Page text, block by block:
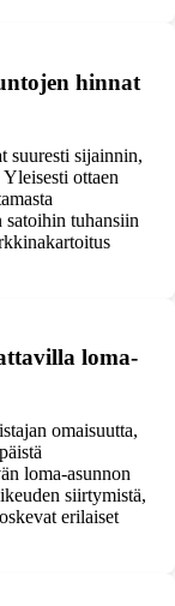
hinnat
suuresti sijainnin,
ottaen
satoihin tuhansiin
loma-
omaisuutta,
loma-asunnon
siirtymistä,
erilaiset